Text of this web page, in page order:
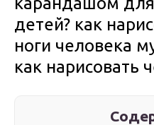
детей? как
ноги человека
как нарисовать